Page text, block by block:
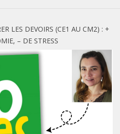
LES DEVOIRS (CE1 AU CM2) : +
– DE STRESS